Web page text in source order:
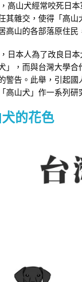
高山犬經常咬死日
其雜交，使得「高
高山的各部落原住民
日本人為了改良日
」，而與台灣大學
警告。此舉，引起
高山犬」作一系列研
的花色